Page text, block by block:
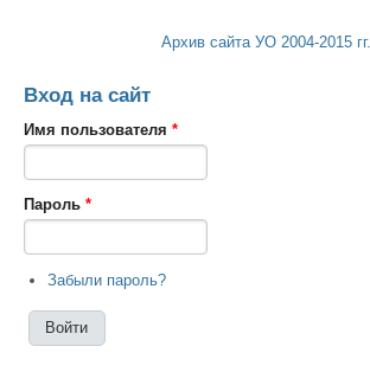
Архив сайта УО 2004-2015 гг.
Вход на сайт
Имя пользователя *
Пароль *
Забыли пароль?